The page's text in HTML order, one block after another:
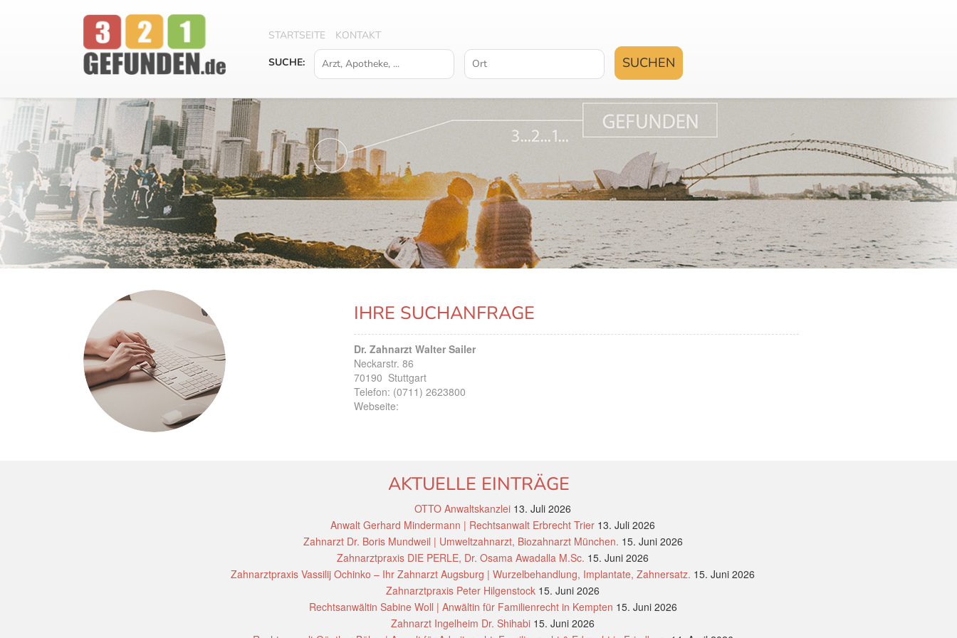
STARTSEITE
KONTAKT
SUCHE:
IHRE SUCHANFRAGE
Dr. Zahnarzt Walter Sailer
Neckarstr. 86
70190 Stuttgart
Telefon: (0711) 2623800
Webseite:
AKTUELLE EINTRÄGE
OTTO Anwaltskanzlei 13. Juli 2026
Anwalt Gerhard Mindermann | Rechtsanwalt Erbrecht Trier 13. Juli 2026
Zahnarzt Dr. Boris Mundweil | Umweltzahnarzt, Biozahnarzt München. 15. Juni 2026
Zahnarztpraxis DIE PERLE, Dr. Osama Awadalla M.Sc. 15. Juni 2026
Zahnarztpraxis Vassilij Ochinko – Ihr Zahnarzt Augsburg | Wurzelbehandlung, Implantate, Zahnersatz. 15. Juni 2026
Zahnarztpraxis Peter Hilgenstock 15. Juni 2026
Rechtsanwältin Sabine Woll | Anwältin für Familienrecht in Kempten 15. Juni 2026
Zahnarzt Ingelheim Dr. Shihabi 15. Juni 2026